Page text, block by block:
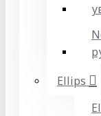
Ellips